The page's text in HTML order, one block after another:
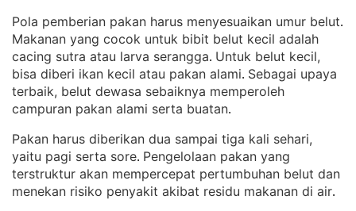
Pola pemberian pakan harus menyesuaikan umur belut
Makanan yang cocok untuk bibit belut kecil adalah
cacing sutra atau larva serangga. Untuk belut kecil,
bisa diberi ikan kecil atau pakan alami. Sebagai upaya
terbaik, belut dewasa sebaiknya memperoleh
campuran pakan alami serta buatan.
Pakan harus diberikan dua sampai tiga kali sehari,
yaitu pagi serta sore. Pengelolaan pakan yang
terstruktur akan mempercepat pertumbuhan belut dan
menekan risiko penyakit akibat residu makanan di air.